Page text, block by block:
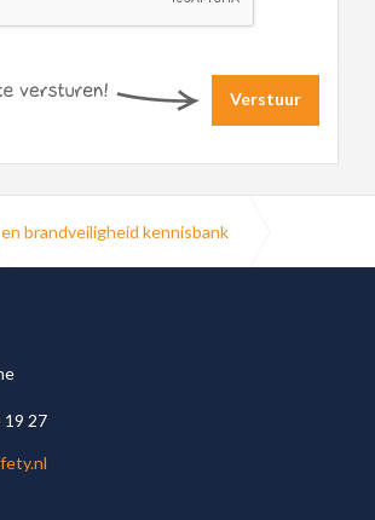
Verstuur
brandveiligheid kennisbank
en rookmelders
19 27